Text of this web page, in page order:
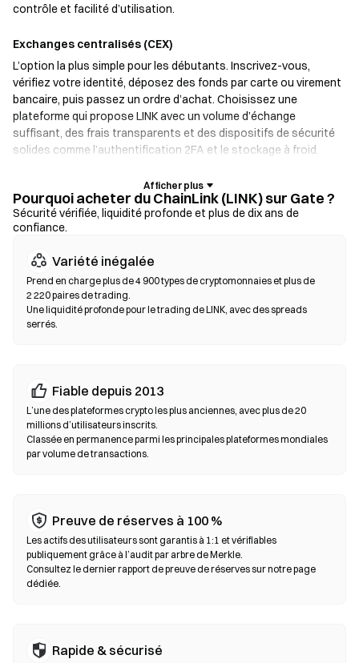
contrôle et facilité d’utilisation.
Exchanges centralisés (CEX)
L’option la plus simple pour les débutants. Inscrivez-vous,
vérifiez votre identité, déposez des fonds par carte ou virement
bancaire, puis passez un ordre d’achat. Choisissez une
plateforme qui propose LINK avec un volume d’échange
suffisant, des frais transparents et des dispositifs de sécurité
solides comme l’authentification 2FA et le stockage à froid.
Portefeuilles crypto
Pour les utilisateurs qui privilégient l’auto-garde. Les
portefeuilles non custodial vous permettent de conserver vos
l’interface du portefeuille. Certains portefeuilles prennent aussi
en charge un on-ramp fiat, permettant d’acheter des LINK par
carte bancaire sans passer par un exchange. Sauvegardez
toujours votre phrase seed et vérifiez les adresses de contrat
avant de confirmer une transaction.
Tradez en peer-to-peer sans intermédiaires. Les DEX utilisent
des smart contracts pour exécuter les swaps on-chain, sans
inscription ni vérification d’identité. Connectez un wallet
compatible, sélectionnez votre paire de tokens, définissez la
tolérance de slippage puis confirmez le swap. Des frais de gas
sur les DEX se déroule sur des blockchains compatibles EVM
comme Ethereum, BNB Chain et Polygon.
Pourquoi acheter du ChainLink (LINK) sur Gate ?
Sécurité vérifiée, liquidité profonde et plus de dix ans de
confiance.
Variété inégalée
Prend en charge plus de 4 900 types de cryptomonnaies et plus de
2 220 paires de trading.
Une liquidité profonde pour le trading de LINK, avec des spreads
serrés.
Fiable depuis 2013
L’une des plateformes crypto les plus anciennes, avec plus de 20
millions d’utilisateurs inscrits.
Classée en permanence parmi les principales plateformes mondiales
par volume de transactions.
Preuve de réserves à 100 %
Les actifs des utilisateurs sont garantis à 1:1 et vérifiables
publiquement grâce à l’audit par arbre de Merkle.
Consultez le dernier rapport de preuve de réserves sur notre page
dédiée.
Rapide & sécurisé